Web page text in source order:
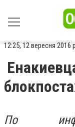
12:25, 12 вересня 2016
По